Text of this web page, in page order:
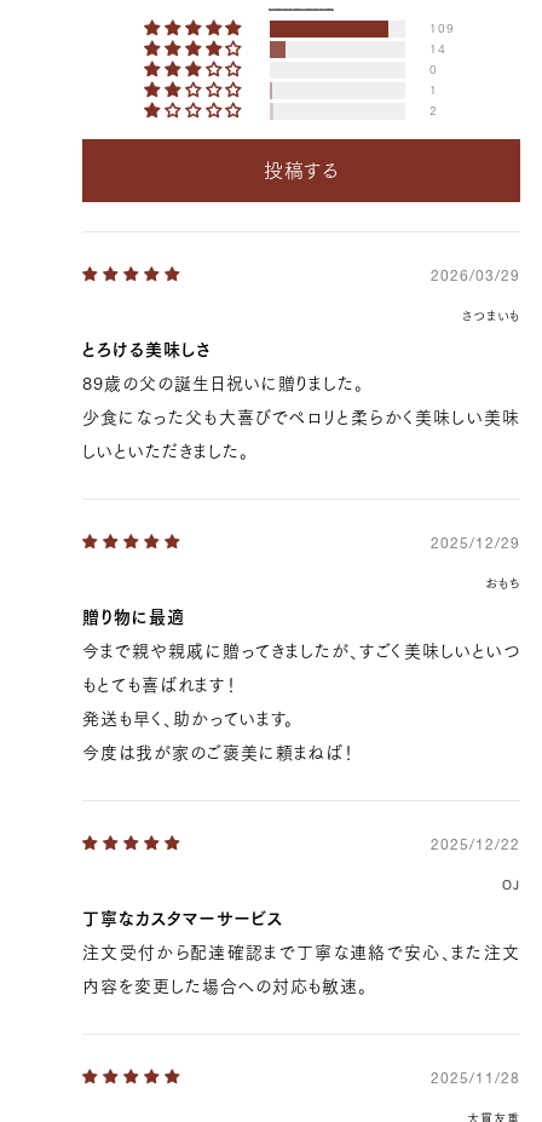
109
14
0
1
2
投稿する
2026/03/29
さつまいも
とろける美味しさ
89歳の父の誕生日祝いに贈りました。
少食になった父も大喜びでペロリと柔らかく美味しい美味
しいといただきました。
2025/12/29
おもち
贈り物に最適
今まで親や親戚に贈ってきましたが、すごく美味しいといつ
もとても喜ばれます！
発送も早く、助かっています。
今度は我が家のご褒美に頼まねば！
2025/12/22
OJ
丁寧なカスタマーサービス
注文受付から配達確認まで丁寧な連絡で安心、また注文
内容を変更した場合への対応も敏速。
2025/11/28
大貫友重